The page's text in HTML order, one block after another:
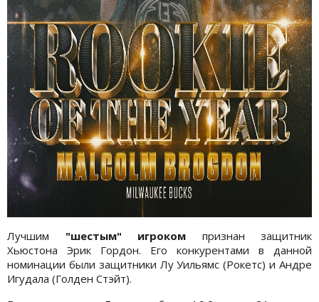
Лучшим "шестым" игроком признан защитник
Хьюстона Эрик Гордон. Его конкурентами в данной
номинации были защитники Лу Уильямс (Рокетс) и Андре
Игудала (Голден Стэйт).